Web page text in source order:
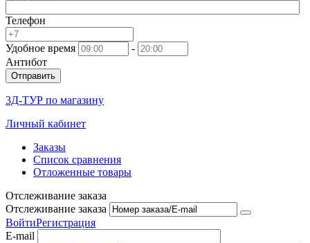
Телефон
Удобное время
-
Антибот
Отправить
3Д-ТУР по магазину
Личный кабинет
Заказы
Список сравнения
Отложенные товары
Отслеживание заказа
Отслеживание заказа
ВойтиРегистрация
E-mail